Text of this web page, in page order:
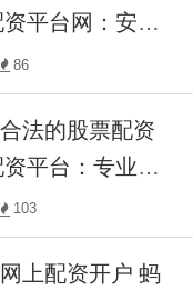
平台网：安全
松投资！
86
合法的股票配资
平台：专业高
者实现财富增
103